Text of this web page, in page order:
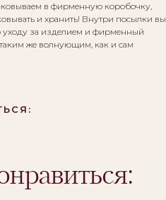
в фирменную коробочку,
и хранить! Внутри посылки вы
уходу за изделием и фирменный
же волнующим, как и сам